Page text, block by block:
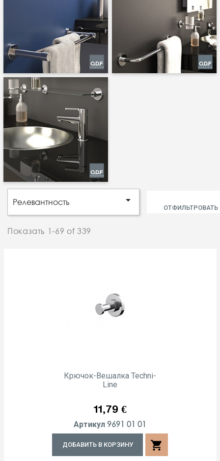
Релевантность 
ОТФИЛЬТРОВАТЬ
Показать 1-69 of 339
Крючок-Вешалка Techni-
Line
Цена
11,79 €
Артикул 9691 01 01
ДОБАВИТЬ В КОРЗИНУ shopping_cart